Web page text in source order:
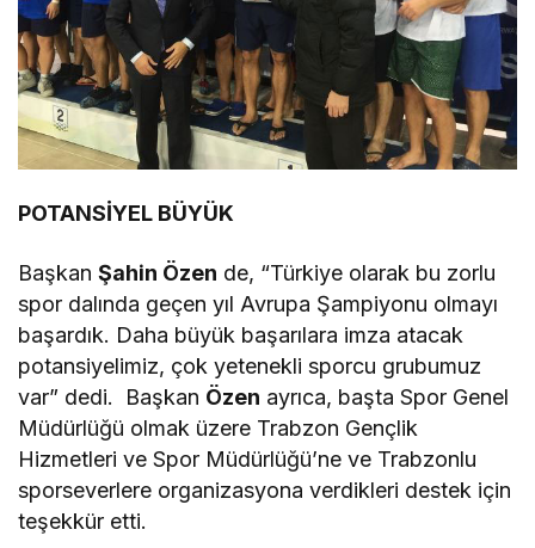
POTANSİYEL BÜYÜK
BaşkanŞahin Özen de, “Türkiye olarak bu zorlu
spor dalında geçen yıl Avrupa Şampiyonu olmayı
başardık. Daha büyük başarılara imza atacak
potansiyelimiz, çok yetenekli sporcu grubumuz
var” dedi. Başkan Özen ayrıca, başta Spor Genel
Müdürlüğü olmak üzere Trabzon Gençlik
Hizmetleri ve Spor Müdürlüğü’ne ve Trabzonlu
sporseverlere organizasyona verdikleri destek için
teşekkür etti.